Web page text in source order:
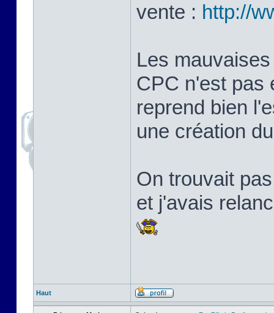
vente : http://
Les
CPC n'est pas
reprend bien
une création
On trouvait
et j'avais
Haut